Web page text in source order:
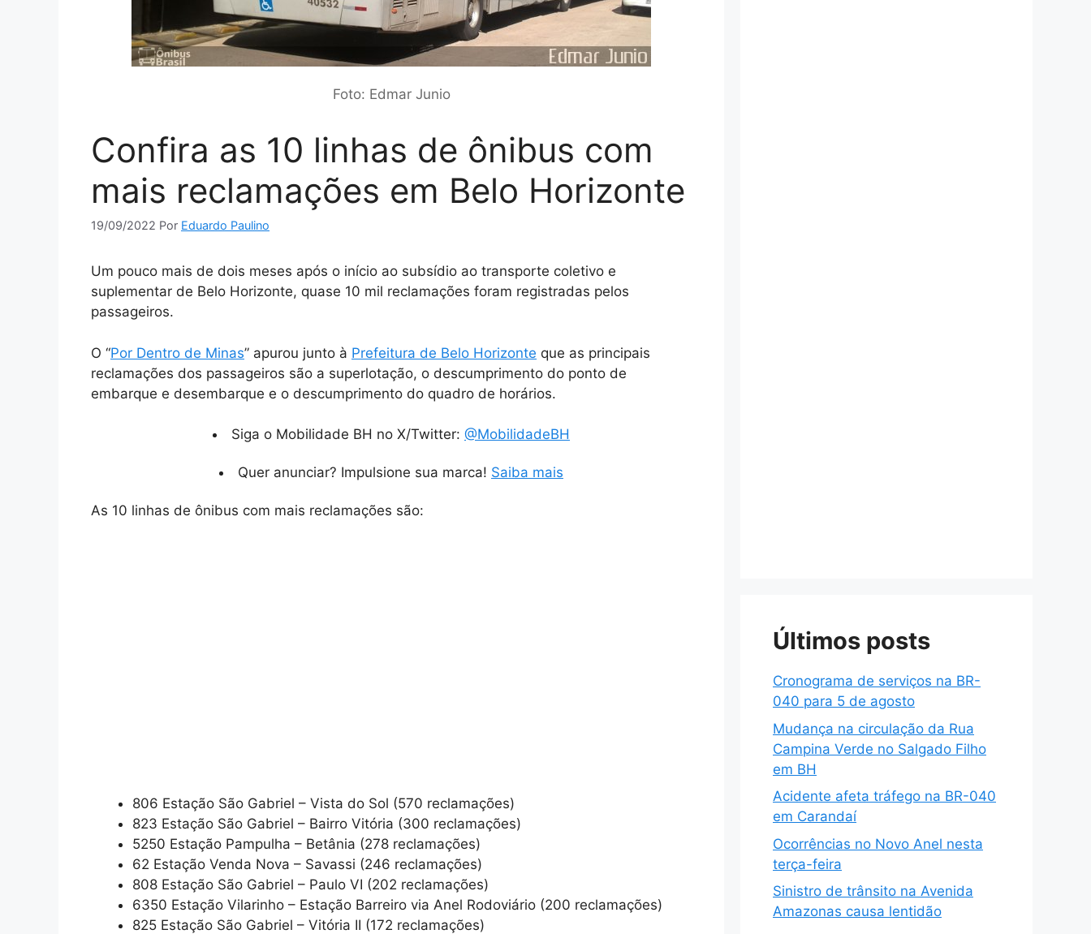
Foto: Edmar Junio
Confira as 10 linhas de ônibus com
mais reclamações em Belo Horizonte
19/09/2022 Por Eduardo Paulino
Um pouco mais de dois meses após o início ao subsídio ao transporte coletivo e
suplementar de Belo Horizonte, quase 10 mil reclamações foram registradas pelos
passageiros.
O “Por Dentro de Minas” apurou junto à Prefeitura de Belo Horizonte que as principais
reclamações dos passageiros são a superlotação, o descumprimento do ponto de
embarque e desembarque e o descumprimento do quadro de horários.
Siga o Mobilidade BH no X/Twitter: @MobilidadeBH
Quer anunciar? Impulsione sua marca! Saiba mais
As 10 linhas de ônibus com mais reclamações são:
806 Estação São Gabriel – Vista do Sol (570 reclamações)
823 Estação São Gabriel – Bairro Vitória (300 reclamações)
5250 Estação Pampulha – Betânia (278 reclamações)
62 Estação Venda Nova – Savassi (246 reclamações)
808 Estação São Gabriel – Paulo VI (202 reclamações)
6350 Estação Vilarinho – Estação Barreiro via Anel Rodoviário (200 reclamações)
825 Estação São Gabriel – Vitória II (172 reclamações)
Últimos posts
Cronograma de serviços na BR-
040 para 5 de agosto
Mudança na circulação da Rua
Campina Verde no Salgado Filho
em BH
Acidente afeta tráfego na BR-040
em Carandaí
Ocorrências no Novo Anel nesta
terça-feira
Sinistro de trânsito na Avenida
Amazonas causa lentidão